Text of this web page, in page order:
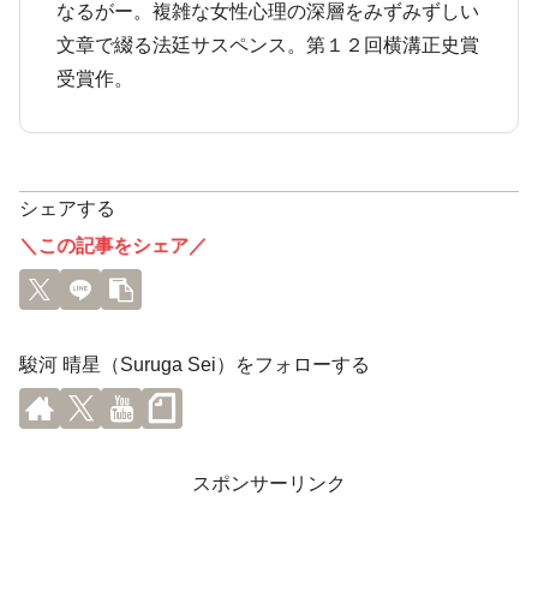
なるがー。複雑な女性心理の深層をみずみずしい
文章で綴る法廷サスペンス。第１２回横溝正史賞
受賞作。
シェアする
＼この記事をシェア／
駿河 晴星（Suruga Sei）をフォローする
スポンサーリンク